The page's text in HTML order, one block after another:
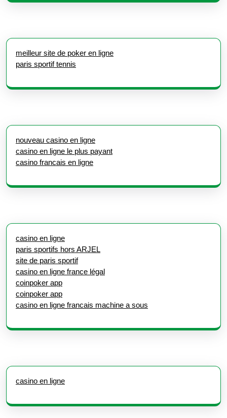
meilleur site de poker en ligne
paris sportif tennis
nouveau casino en ligne
casino en ligne le plus payant
casino francais en ligne
casino en ligne
paris sportifs hors ARJEL
site de paris sportif
casino en ligne france légal
coinpoker app
coinpoker app
casino en ligne francais machine a sous
casino en ligne